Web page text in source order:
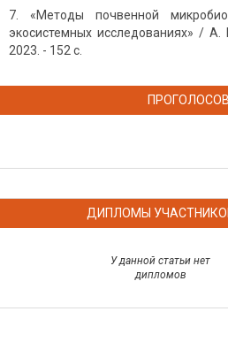
«Методы почвенной
экосистемных исследованиях» /
2023. - 152 с.
ДИПЛОМЫ
У данной статьи нет
дипломов